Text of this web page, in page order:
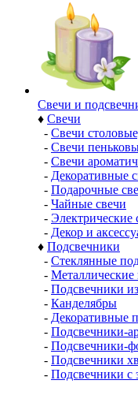
Свечи и
♦ Свечи
- Свечи
- Свечи
- Свечи
- Декоративные
- Подарочные
- Чайные свечи
- Электрические
- Декор и
♦ Подсвечники
- Стеклянные
- Металлические
- Подсвечники
- Канделябры
- Декоративные
- Подсвечники-
- Подсвечники-
- Подсвечники
- Подсвечники с